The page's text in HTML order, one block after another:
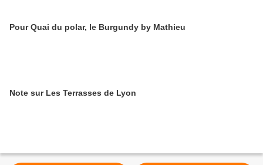
Pour Quai du polar, le Burgundy by Mathieu
Note sur Les Terrasses de Lyon